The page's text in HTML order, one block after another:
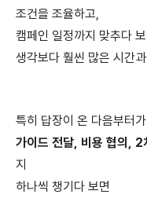
조건을 조율하고,
캠페인 일정까지 맞추다
생각보다 훨씬 많은 시간
특히 답장이 온 다음부터
가이드 전달, 비용 협의, 2
지
하나씩 챙기다 보면